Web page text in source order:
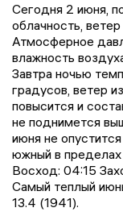
Сегодня 2 июня,
облачность,
Атмосферное
влажность
Завтра ночью
градусов, ветер
повысится и
не поднимется
июня не
южный в пределах
Восход: 04:15
Самый теплый
13.4 (1941).